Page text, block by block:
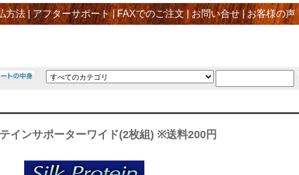
方法|アフターサポート|FAXでのご注文 お問い合せ|お客様の声
インサポーターワイド(2枚組) ※送料200円